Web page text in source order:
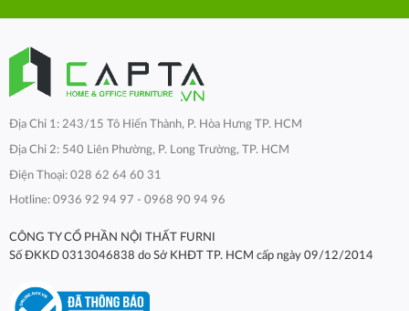
Địa Chỉ 1: 243/15 Tô Hiến Thành, P. Hòa Hưng TP. HCM
Địa Chỉ 2: 540 Liên Phường, P. Long Trường, TP. HCM
Điện Thoại: 028 62 64 60 31
Hotline: 0936 92 94 97 - 0968 90 94 96
CÔNG TY CỔ PHẦN NỘI THẤT FURNI
Số ĐKKD 0313046838 do Sở KHĐT TP. HCM cấp ngày 09/12/2014